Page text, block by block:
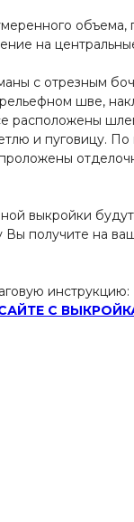
объема,
на
с отрезным
шве,
расположены
и пуговицу.
выкройки будут
Вы получите на
инструкцию:
С